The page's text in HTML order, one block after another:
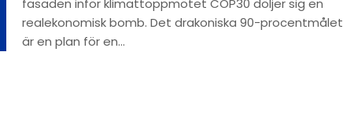
fasaden inför klimattoppmötet COP30 döljer sig en
realekonomisk bomb. Det drakoniska 90-procentmålet
är en plan för en…